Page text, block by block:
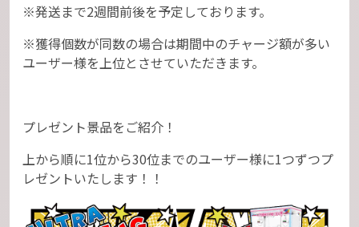
※発送まで2週間前後を予定しております。
※獲得個数が同数の場合は期間中のチャージ額が多い
ユーザー様を上位とさせていただきます。
プレゼント景品をご紹介！
上から順に1位から30位までのユーザー様に1つずつプ
レゼントいたします！！